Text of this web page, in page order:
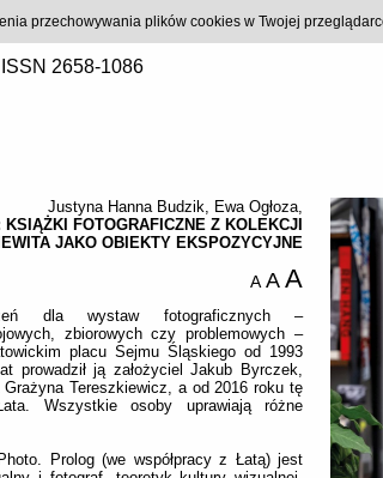
ISSN 2658-1086
Justyna Hanna Budzik, Ewa Ogłoza,
FOTOGRAFICZNE Z KOLEKCJI
JAKO OBIEKTY EKSPOZYCYJNE
A A A
dla wystaw fotograficznych –
zbiorowych czy problemowych –
placu Sejmu Śląskiego od 1993
prowadził ją założyciel Jakub Byrczek,
Grażyna Tereszkiewicz, a od 2016 roku tę
Wszystkie osoby uprawiają różne
Prolog (we współpracy z Łatą) jest
przechowywania plików cookies w Twojej